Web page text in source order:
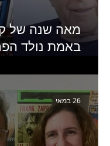
מאה שנה של
באמת נולד
מחבר הספר
פרקים בחיי
26 במאי